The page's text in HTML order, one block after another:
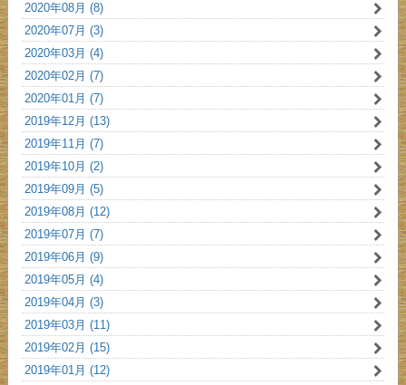
2020年08月 (8)
2020年07月 (3)
2020年03月 (4)
2020年02月 (7)
2020年01月 (7)
2019年12月 (13)
2019年11月 (7)
2019年10月 (2)
2019年09月 (5)
2019年08月 (12)
2019年07月 (7)
2019年06月 (9)
2019年05月 (4)
2019年04月 (3)
2019年03月 (11)
2019年02月 (15)
2019年01月 (12)